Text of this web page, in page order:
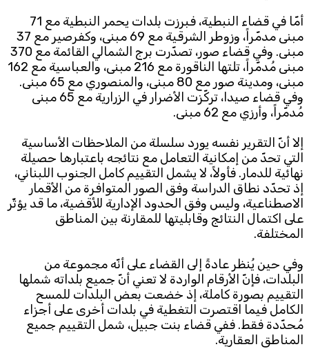
أمّا في قضاء النبطية، فبرزت بلدات يحمر النبطية مع 71
مبنى مدمّراً، وزوطر الشرقية مع 69 مبنى، وكفرصير مع 37
مبنى. وفي قضاء صور، تصدّرت برج الشمالي القائمة مع 370
مبنى مُدمّراً، تلتها الناقورة مع 216 مبنى، والعباسية مع 162
مبنى، ومدينة صور مع 80 مبنى، والمنصوري مع 65 مبنى.
وفي قضاء صيدا، تركّزت الأضرار في الزرارية مع 65 مبنى
مُدمّراً، وأرزي مع 62 مبنى.
إلا أنّ التقرير نفسه يورد سلسلة من الملاحظات الأساسية
التي تحدّ من إمكانية التعامل مع نتائجه باعتبارها حصيلة
نهائية للدمار. فأولاً، لا يشمل التقييم كامل الجنوب اللبناني،
إذ تحدّد نطاق الدراسة وفق الصور المتوافرة من الأقمار
الاصطناعية، وليس وفق الحدود الإدارية للأقضية، ما قد يؤثّر
على اكتمال النتائج وقابليتها للمقارنة بين المناطق
المختلفة.
وفي حين يُنظر عادةً إلى القضاء على أنّه مجموعة من
البلدات، فإنّ الأرقام الواردة لا تعني أنّ جميع بلداته شملها
التقييم بصورة كاملة، إذ خضعت بعض البلدات للمسح
الكامل فيما اقتصرت التغطية في بلدات أخرى على أجزاء
مُحدّدة فقط. ففي قضاء بنت جبيل، شمل التقييم جميع
المناطق العقارية.